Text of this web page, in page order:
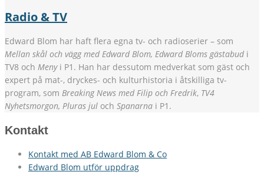
Radio & TV
Edward Blom har haft flera egna tv- och radioserier – som
Mellan skål och vägg med Edward Blom, Edward Bloms gästabud i
TV8 och Menyi P1. Han har dessutom medverkat som gäst och
expert på mat-, dryckes- och kulturhistoria i åtskilliga tv-
program, som Breaking News med Filip och Fredrik, TV4
Nyhetsmorgon, Pluras jul och Spanarna i P1.
Kontakt
Kontakt med AB Edward Blom & Co
Edward Blom utför uppdrag